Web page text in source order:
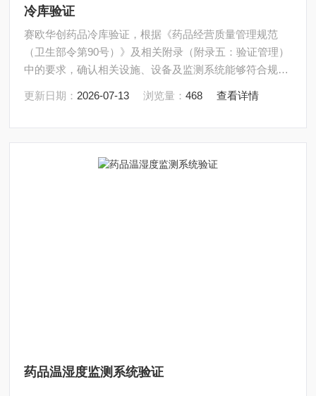
冷库验证
赛欧华创药品冷库验证，根据《药品经营质量管理规范
（卫生部令第90号）》及相关附录（附录五：验证管理）
中的要求，确认相关设施、设备及监测系统能够符合规定
确保药品在储存过程中的质量安全。
更新日期： 2026-07-13 浏览量：468 查看详情
药品温湿度监测系统验证